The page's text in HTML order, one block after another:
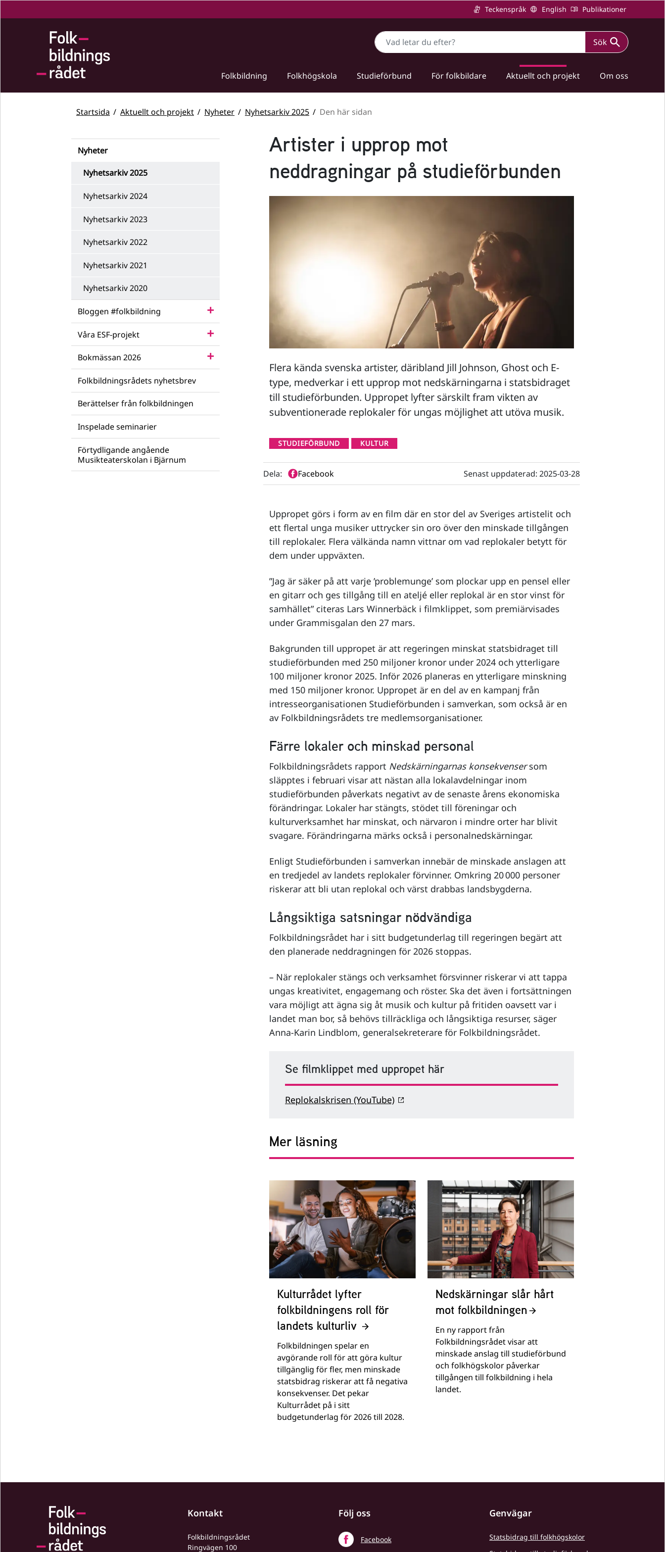
Teckenspråk English Publikationer
Sök Sök
Folkbildning Folkhögskola Studieförbund För folkbildare Aktuellt och projekt Om oss
Startsida Aktuellt och projekt Nyheter Nyhetsarkiv 2025 Den här sidan
Nyheter
Nyhetsarkiv 2025
Nyhetsarkiv 2024
Nyhetsarkiv 2023
Nyhetsarkiv 2022
Nyhetsarkiv 2021
Nyhetsarkiv 2020
Bloggen #folkbildning
Våra ESF-projekt
Bokmässan 2026
Folkbildningsrådets nyhetsbrev
Berättelser från folkbildningen
Inspelade seminarier
Förtydligande angående
Musikteaterskolan i Bjärnum
Artister i upprop mot
neddragningar på studieförbunden
Flera kända svenska artister, däribland Jill Johnson, Ghost och E-
type, medverkar i ett upprop mot nedskärningarna i statsbidraget
till studieförbunden. Uppropet lyfter särskilt fram vikten av
subventionerade replokaler för ungas möjlighet att utöva musik.
STUDIEFÖRBUND KULTUR
Dela: Facebook Senast uppdaterad: 2025-03-28
Uppropet görs i form av en film där en stor del av Sveriges artistelit och
ett flertal unga musiker uttrycker sin oro över den minskade tillgången
till replokaler. Flera välkända namn vittnar om vad replokaler betytt för
dem under uppväxten.
”Jag är säker på att varje ’problemunge’ som plockar upp en pensel eller
en gitarr och ges tillgång till en ateljé eller replokal är en stor vinst för
samhället” citeras Lars Winnerbäck i filmklippet, som premiärvisades
under Grammisgalan den 27 mars.
Bakgrunden till uppropet är att regeringen minskat statsbidraget till
studieförbunden med 250 miljoner kronor under 2024 och ytterligare
100 miljoner kronor 2025. Inför 2026 planeras en ytterligare minskning
med 150 miljoner kronor. Uppropet är en del av en kampanj från
intresseorganisationen Studieförbunden i samverkan, som också är en
av Folkbildningsrådets tre medlemsorganisationer.
Färre lokaler och minskad personal
Folkbildningsrådets rapport Nedskärningarnas konsekvensersom
släpptes i februari visar att nästan alla lokalavdelningar inom
studieförbunden påverkats negativt av de senaste årens ekonomiska
förändringar. Lokaler har stängts, stödet till föreningar och
kulturverksamhet har minskat, och närvaron i mindre orter har blivit
svagare. Förändringarna märks också i personalnedskärningar.
Enligt Studieförbunden i samverkan innebär de minskade anslagen att
en tredjedel av landets replokaler förvinner. Omkring 20 000 personer
riskerar att bli utan replokal och värst drabbas landsbygderna.
Långsiktiga satsningar nödvändiga
Folkbildningsrådet har i sitt budgetunderlag till regeringen begärt att
den planerade neddragningen för 2026 stoppas.
– När replokaler stängs och verksamhet försvinner riskerar vi att tappa
ungas kreativitet, engagemang och röster. Ska det även i fortsättningen
vara möjligt att ägna sig åt musik och kultur på fritiden oavsett var i
landet man bor, så behövs tillräckliga och långsiktiga resurser, säger
Anna-Karin Lindblom, generalsekreterare för Folkbildningsrådet.
Se filmklippet med uppropet här
Replokalskrisen (YouTube)
Mer läsning
Kulturrådet lyfter
folkbildningens roll för
landets kulturliv
Folkbildningen spelar en
avgörande roll för att göra kultur
tillgänglig för fler, men minskade
statsbidrag riskerar att få negativa
konsekvenser. Det pekar
Kulturrådet på i sitt
budgetunderlag för 2026 till 2028.
Nedskärningar slår hårt
mot folkbildningen
En ny rapport från
Folkbildningsrådet visar att
minskade anslag till studieförbund
och folkhögskolor påverkar
tillgången till folkbildning i hela
landet.
Kontakt
Folkbildningsrådet
Ringvägen 100
Följ oss
Facebook
Genvägar
Statsbidrag till folkhögskolor